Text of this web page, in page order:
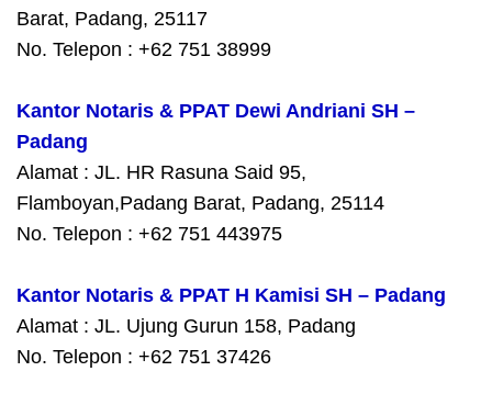
Barat, Padang, 25117
No. Telepon : +62 751 38999
Kantor Notaris & PPAT Dewi Andriani SH –
Padang
Alamat : JL. HR Rasuna Said 95,
Flamboyan,Padang Barat, Padang, 25114
No. Telepon : +62 751 443975
Kantor Notaris & PPAT H Kamisi SH – Padang
Alamat : JL. Ujung Gurun 158, Padang
No. Telepon : +62 751 37426